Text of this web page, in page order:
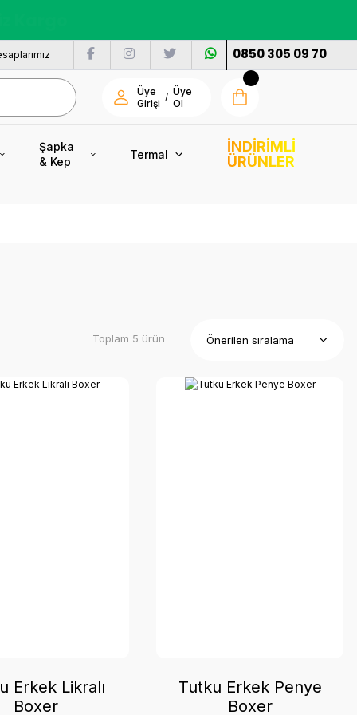
0850 305 09 70
Üye
Girişi
/ Üye
Ol
Şapka
& Kep
Termal
İNDİRİMLİ
ÜRÜNLER
Toplam 5 ürün
Erkek Likralı
Boxer
Tutku Erkek Penye
Boxer